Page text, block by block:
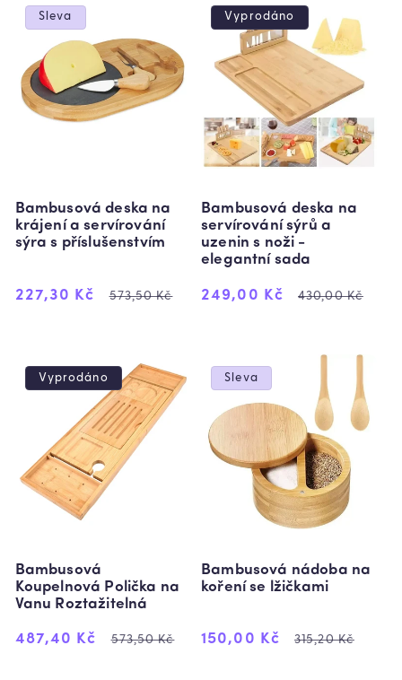
Sleva
Bambusová deska na
krájení a servírování
sýra s příslušenstvím
Výprodejová
227,30 Kč
Běžná
573,50 Kč
Vyprodáno
Bambusová deska na
servírování sýrů a
uzenin s noži -
elegantní sada
Výprodejová
249,00 Kč
Běžná
430,00 Kč
Vyprodáno
Bambusová
Koupelnová Polička na
Vanu Roztažitelná
Výprodejová
487,40 Kč
Běžná
573,50 Kč
Sleva
Bambusová nádoba na
koření se lžičkami
Výprodejová
150,00 Kč
Běžná
315,20 Kč